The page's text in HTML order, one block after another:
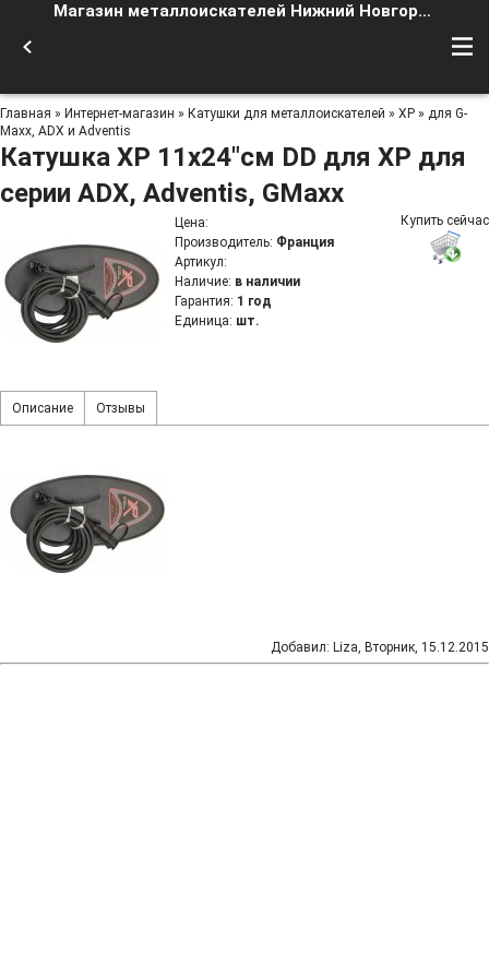
Магазин металлоискателей Нижний Новгород
Главная » Интернет-магазин » Катушки для металлоискателей » XP » для G-
Maxx, ADX и Adventis
Катушка XP 11x24"см DD для XP для
серии ADX, Adventis, GMaxx
Цена:
Производитель: Франция
Артикул:
Наличие: в наличии
Гарантия: 1 год
Единица: шт.
Купить сейчас
Описание Отзывы
Добавил: Liza, Вторник, 15.12.2015